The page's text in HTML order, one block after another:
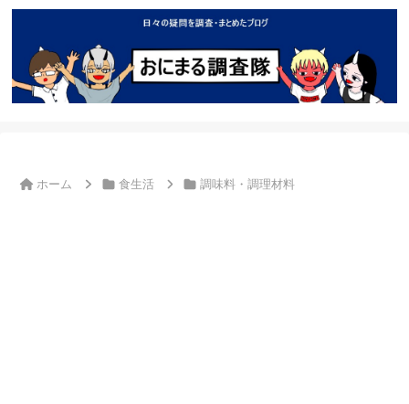
ホーム 食生活 調味料・調理材料